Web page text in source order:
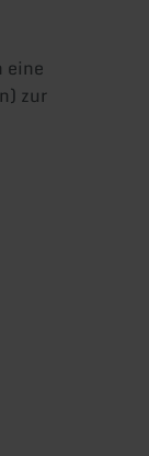
eine
zur